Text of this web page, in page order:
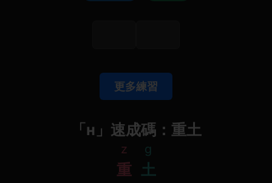
更多練習
「н」速成碼：重土
z
重
g
土